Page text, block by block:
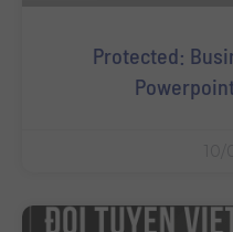
Protected: